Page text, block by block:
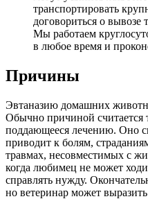
транспортировать
договориться о
Мы работаем
в любое время и
Причины
Эвтаназию домашних
Обычно причиной считается
поддающееся лечению. Оно
приводит к болям,
травмах, несовместимых с
когда любимец не может
справлять нужду.
но ветеринар может